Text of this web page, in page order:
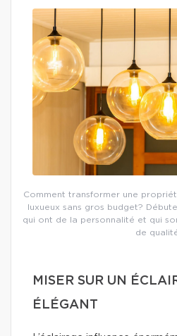
Comment transformer une
luxueux sans gros budget?
qui ont de la personnalité et qui
de
MISER SUR UN
ÉLÉGANT